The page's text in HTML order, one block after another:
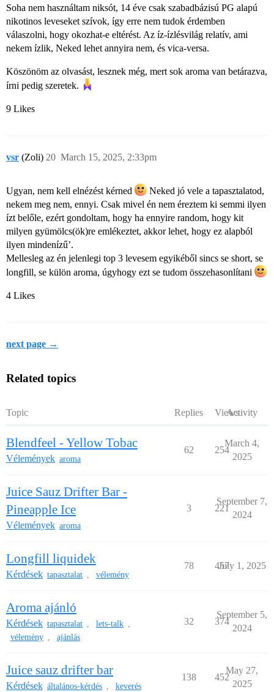
Soha nem használtam niksót, 14 éve csak szabadbázisú PG alapú
nikotinos leveseket szívok, így erre nem tudok érdemben
válaszolni, hogy okozhat-e eltérést. Az íz-ízlésvilág relatív, ami
nekem ízlik, Neked lehet annyira nem, és vica-versa.
Köszönöm az olvasást, lesznek még, mert sok aroma van betárazva,
írni pedig szeretek.
9 Likes
vsr (Zoli) March 15, 2025, 2:33pm
20
Ugyan, nem kell elnézést kérned
Neked jó vele a tapasztalatod,
nekem meg nem, ennyi. Csak mivel én nem éreztem ki semmi ilyen
ízt belőle, ezért gondoltam, hogy ha ennyire random, hogy kit
milyen gyümölcs(ök)re emlékeztet, akkor lehet, hogy ez alapból
ilyen mindenízű’.
Mellesleg az én jelenlegi top 3 levesem egyikéből sincs se short, se
longfill, se külön aroma, úgyhogy ezt se tudom összehasonlítani
4 Likes
next page →
Related topics
Topic Replies ViewsActivity
Blendfeel - Yellow Tobac
Vélemények aroma
62 254
March 4,
2025
Juice Sauz Drifter Bar -
Pineapple Ice
Vélemények aroma
3 221
September 7,
2024
Longfill liquidek
Kérdések tapasztalat , vélemény
78 457
July 1, 2025
Aroma ajánló
Kérdések tapasztalat , lets-talk ,
vélemény , ajánlás
32 374
September 5,
2024
Juice sauz drifter bar
Kérdések általános-kérdés , keverés
138 452
May 27,
2025